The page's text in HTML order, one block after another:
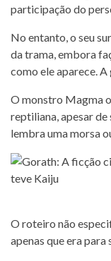
participação do
No entanto, o seu
da trama, embora
como ele aparece.
O monstro Magma
reptiliana, apesar de
lembra uma morsa
O roteiro não
apenas que era para